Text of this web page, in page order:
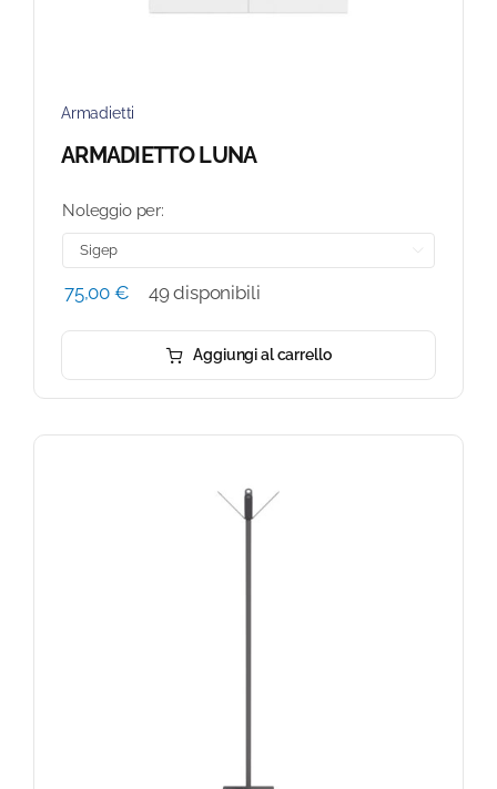
Armadietti
ARMADIETTO LUNA
Noleggio per:
75,00 € 49 disponibili
Aggiungi al carrello